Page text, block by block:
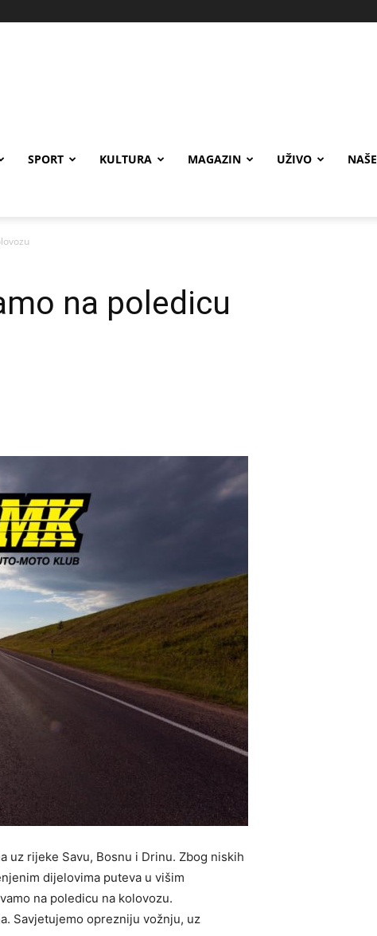
SPORT KULTURA MAGAZIN UŽIVO NAŠE
na poledicu
uz rijeke Savu, Bosnu i Drinu. Zbog niskih
dijelovima puteva u višim
na poledicu na kolovozu.
Savjetujemo oprezniju vožnju, uz